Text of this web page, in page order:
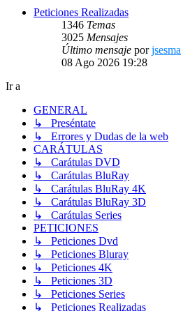
Peticiones Realizadas
1346 Temas
3025 Mensajes
Último mensaje porjsesma
08 Ago 2026 19:28
Ir a
GENERAL
↳ Preséntate
↳ Errores y Dudas de la web
CARÁTULAS
↳ Carátulas DVD
↳ Carátulas BluRay
↳ Carátulas BluRay 4K
↳ Carátulas BluRay 3D
↳ Carátulas Series
PETICIONES
↳ Peticiones Dvd
↳ Peticiones Bluray
↳ Peticiones 4K
↳ Peticiones 3D
↳ Peticiones Series
↳ Peticiones Realizadas